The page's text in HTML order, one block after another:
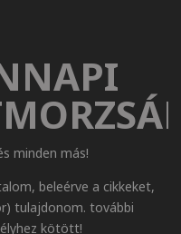
minden más!
beleérve a cikkeket,
tulajdonom. további
kötött!